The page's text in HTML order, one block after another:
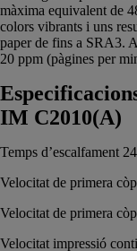
màxima equivalent de
colors vibrants i uns
paper de fins a SRA3.
20 ppm (pàgines per
IM C2010(A)
Temps d’escalfament
Velocitat de primera
Velocitat de primera
Velocitat impressió